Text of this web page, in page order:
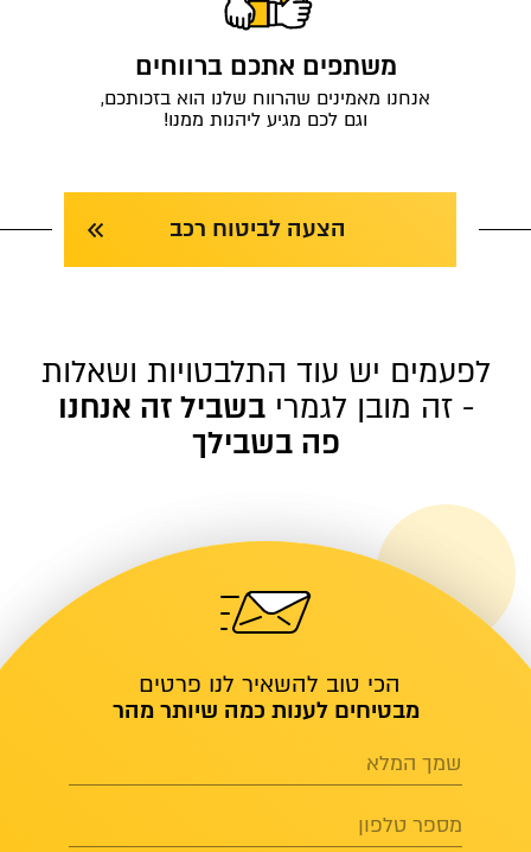
משתפים אתכם ברווחים
אנחנו מאמינים שהרווח שלנו הוא בזכותכם,
וגם לכם מגיע ליהנות ממנו!
הצעה לביטוח רכב
לפעמים יש עוד התלבטויות ושאלות
- זה מובן לגמרי בשביל זה אנחנו
פה בשבילך
הכי טוב להשאיר לנו פרטים
מבטיחים לענות כמה שיותר מהר
שמך המלא
מספר טלפון